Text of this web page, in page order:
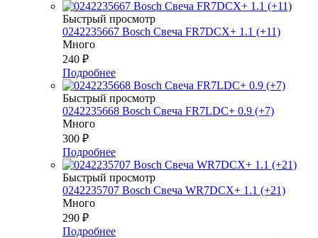
Быстрый просмотр
0242235667 Bosch Свеча FR7DCX+ 1.1 (+11)
Много
240 ₽
Подробнее
Быстрый просмотр
0242235668 Bosch Свеча FR7LDC+ 0.9 (+7)
Много
300 ₽
Подробнее
Быстрый просмотр
0242235707 Bosch Свеча WR7DCX+ 1.1 (+21)
Много
290 ₽
Подробнее